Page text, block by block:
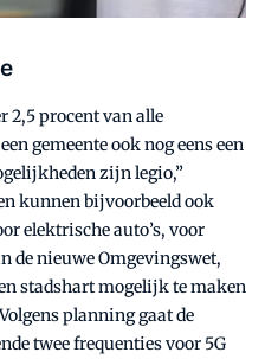
2,5 procent van alle
gemeente ook nog eens een
zijn legio,”
kunnen bijvoorbeeld ook
elektrische auto’s, voor
de nieuwe Omgevingswet,
stadshart mogelijk te maken
planning gaat de
twee frequenties voor 5G